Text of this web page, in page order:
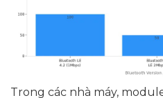
Trong các nhà máy,